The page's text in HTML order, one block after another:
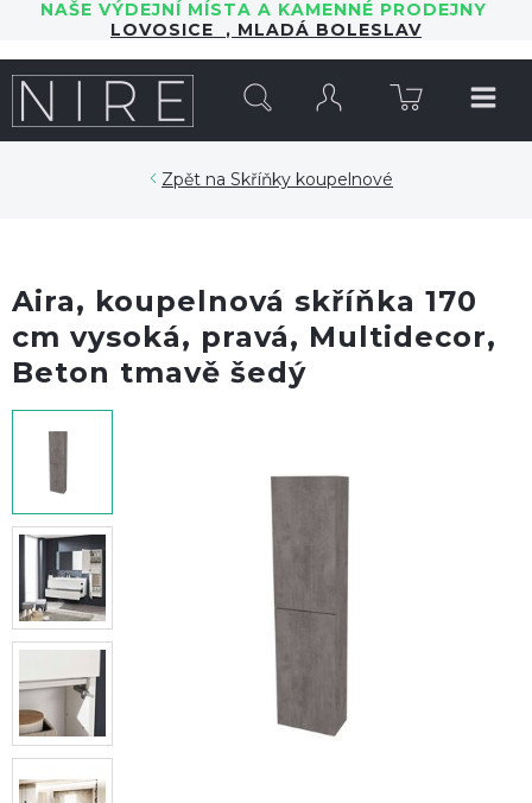
NAŠE VÝDEJNÍ MÍSTA A KAMENNÉ PRODEJNY
LOVOSICE , MLADÁ BOLESLAV
Skříňky koupelnové
Aira, koupelnová skříňka 170
cm vysoká, pravá, Multidecor,
Beton tmavě šedý